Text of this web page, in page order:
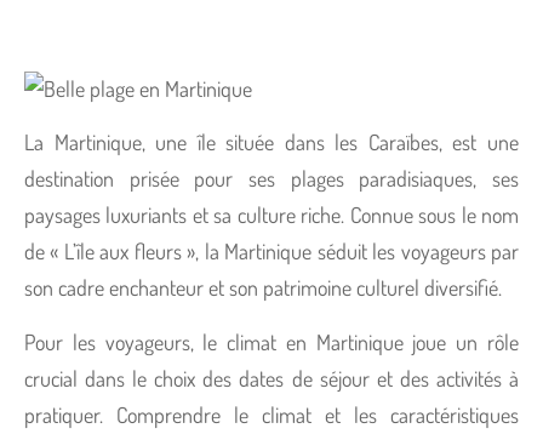
La Martinique, une île située dans les Caraïbes, est une
destination prisée pour ses plages paradisiaques, ses
paysages luxuriants et sa culture riche. Connue sous le nom
de « L’île aux fleurs », la Martinique séduit les voyageurs par
son cadre enchanteur et son patrimoine culturel diversifié.
Pour les voyageurs, le climat en Martinique joue un rôle
crucial dans le choix des dates de séjour et des activités à
pratiquer. Comprendre le climat et les caractéristiques